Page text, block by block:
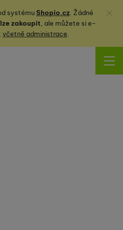
systémuShopio.cz. Žádné
zakoupit, ale můžete sie-
včetně administrace.
Zavřít